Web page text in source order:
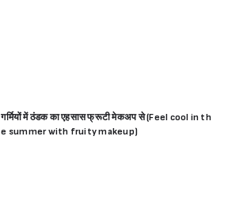
गर्मियों में ठंडक का एहसास फ्रूटी मेकअप से (Feel cool in th
e summer with fruity makeup)